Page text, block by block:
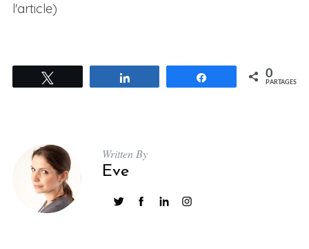
l'article)
Partagez 0
PARTAGES
Written By
Eve